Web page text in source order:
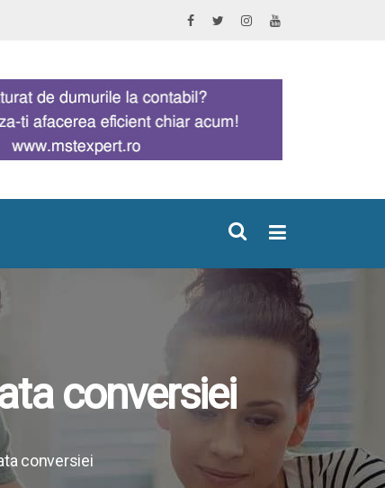
conversiei
conversiei